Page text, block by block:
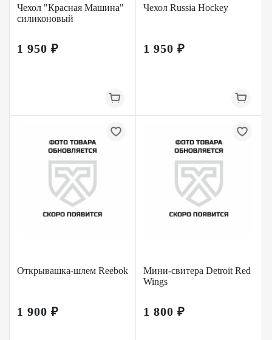
Чехол "Красная Машина"
силиконовый
1 950 ₽
Чехол Russia Hockey
1 950 ₽
Открывашка-шлем Reebok
1 900 ₽
Мини-свитера Detroit Red
Wings
1 800 ₽